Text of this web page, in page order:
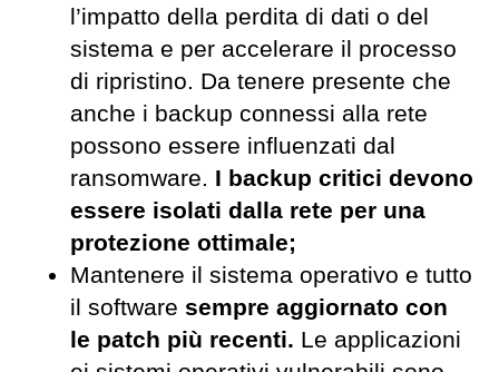
l’impatto della perdita di dati o del
sistema e per accelerare il processo
di ripristino. Da tenere presente che
anche i backup connessi alla rete
possono essere influenzati dal
ransomware. I backup critici devono
essere isolati dalla rete per una
protezione ottimale;
Mantenere il sistema operativo e tutto
il software sempre aggiornato con
le patch più recenti. Le applicazioni